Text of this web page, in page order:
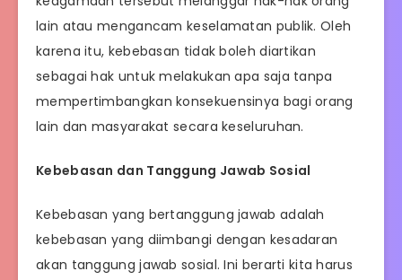
lain atau mengancam keselamatan publik. Oleh
karena itu, kebebasan tidak boleh diartikan
sebagai hak untuk melakukan apa saja tanpa
mempertimbangkan konsekuensinya bagi orang
lain dan masyarakat secara keseluruhan.
Kebebasan dan Tanggung Jawab Sosial
Kebebasan yang bertanggung jawab adalah
kebebasan yang diimbangi dengan kesadaran
akan tanggung jawab sosial. Ini berarti kita harus